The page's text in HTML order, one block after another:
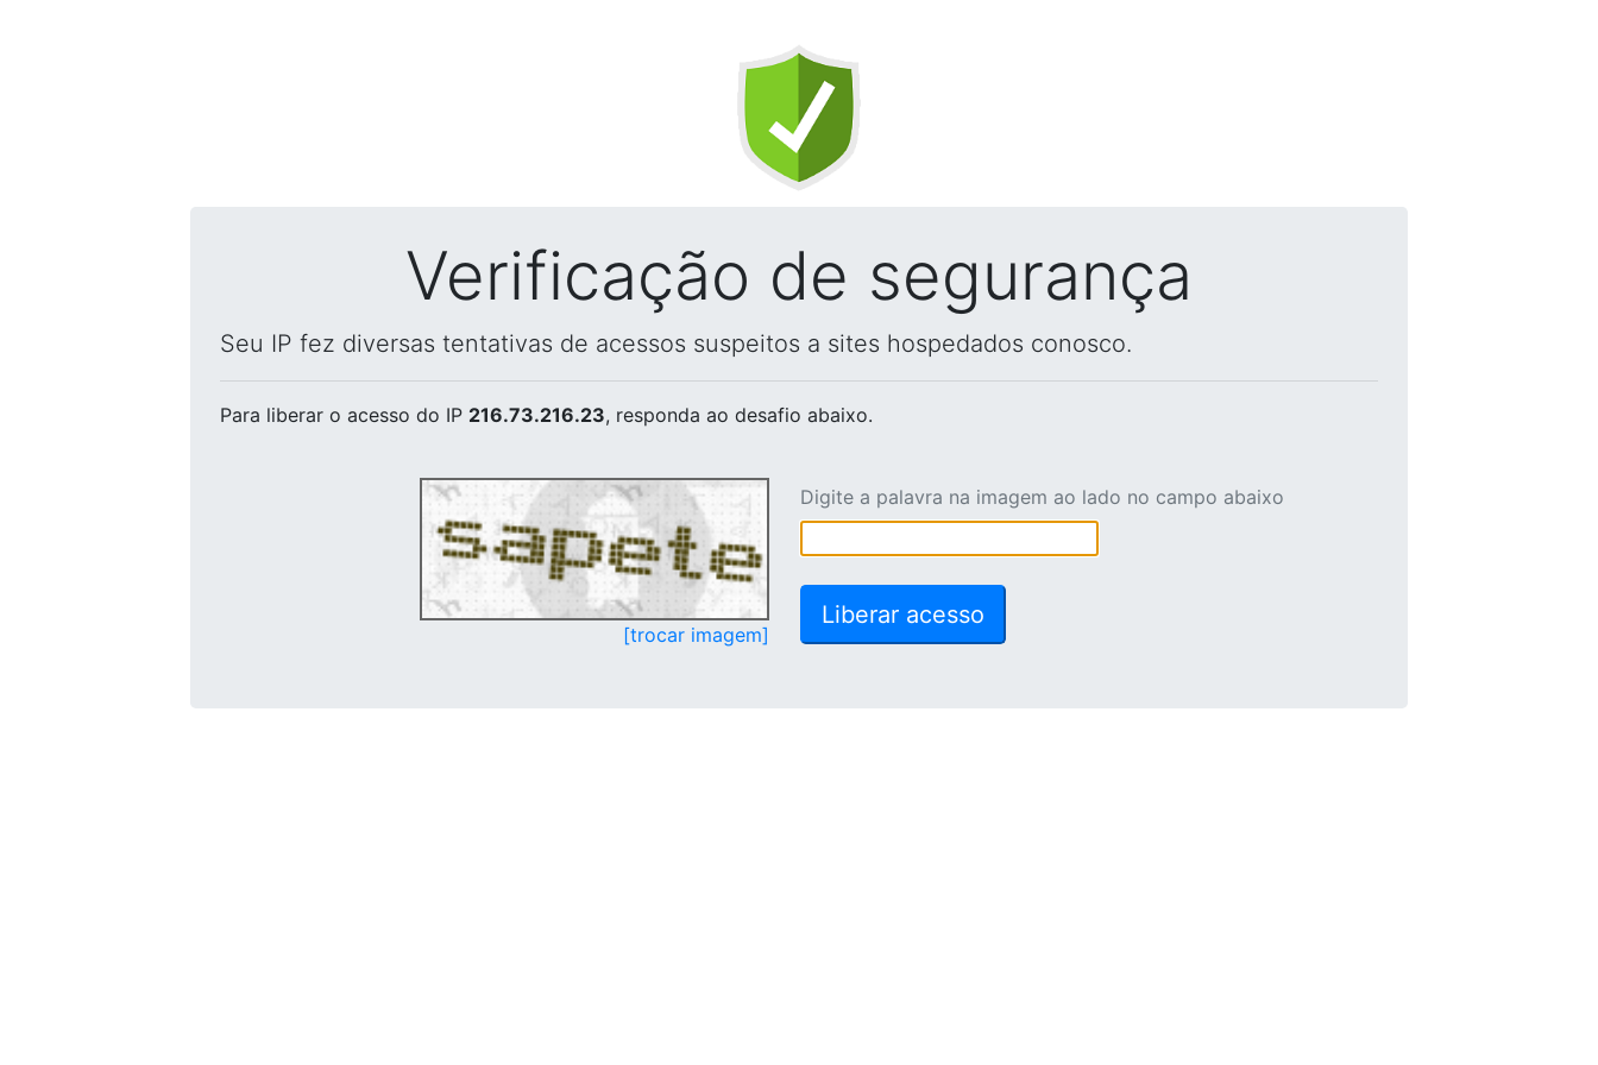
Verificação de segurança
Seu IP fez diversas tentativas de acessos suspeitos a sites hospedados conosco.
Para liberar o acesso do IP 216.73.216.23, responda ao desafio abaixo.
[trocar imagem]
Digite a palavra na imagem ao lado no campo abaixo